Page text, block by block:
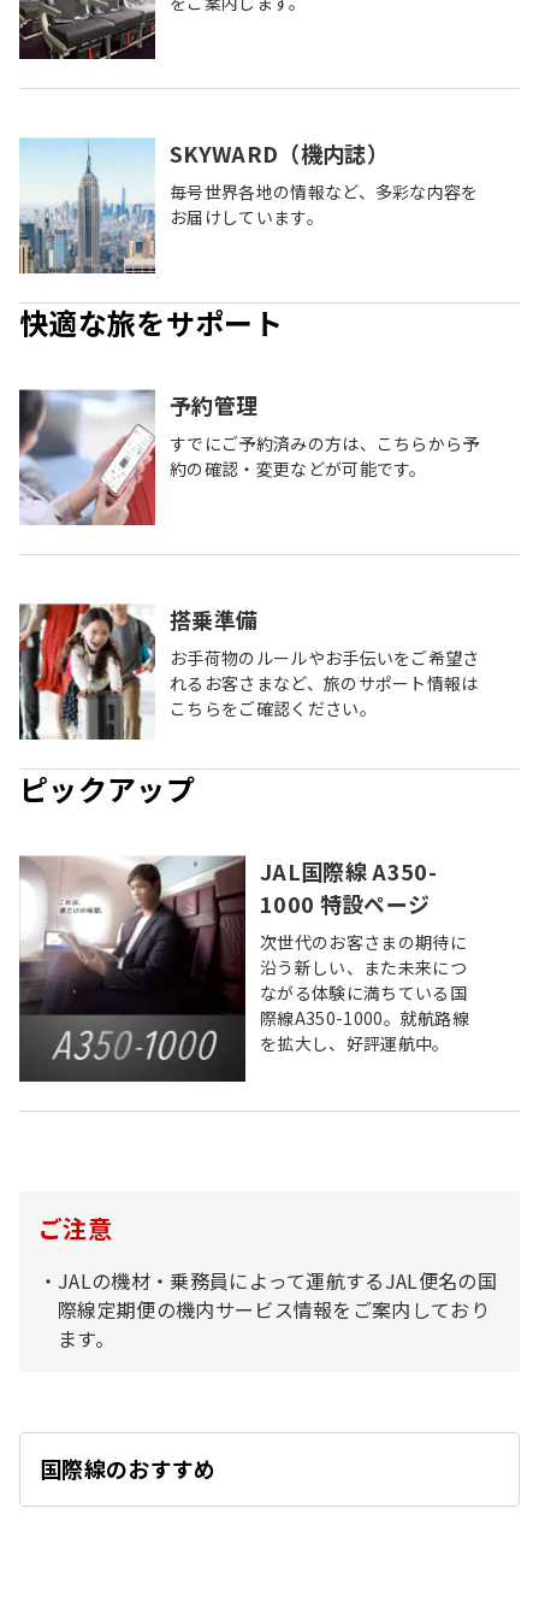
SKYWARD（機内誌）
毎号世界各地の情報など、多彩な内容を
お届けしています。
快適な旅をサポート
予約管理
すでにご予約済みの方は、こちらから予
約の確認・変更などが可能です。
搭乗準備
お手荷物のルールやお手伝いをご希望さ
れるお客さまなど、旅のサポート情報は
こちらをご確認ください。
ピックアップ
JAL国際線 A350-
1000 特設ページ
次世代のお客さまの期待に
沿う新しい、また未来につ
ながる体験に満ちている国
際線A350-1000。就航路線
を拡大し、好評運航中。
ご注意
JALの機材・乗務員によって運航するJAL便名の国
際線定期便の機内サービス情報をご案内しており
ます。
国際線のおすすめ
く